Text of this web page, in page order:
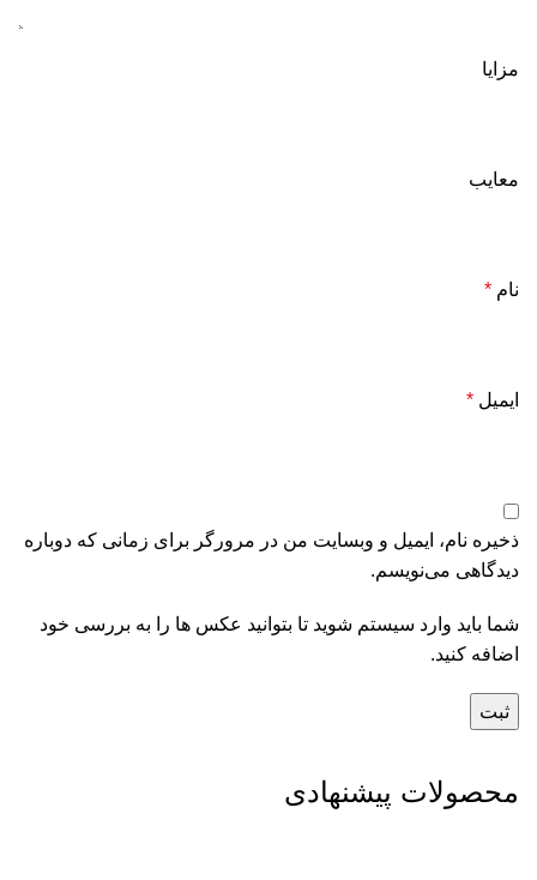
مزایا
معایب
نام *
ایمیل *
ذخیره نام، ایمیل و وبسایت من در مرورگر برای زمانی که دوباره
دیدگاهی می‌نویسم.
شما باید وارد سیستم شوید تا بتوانید عکس ها را به بررسی خود
اضافه کنید.
محصولات پیشنهادی